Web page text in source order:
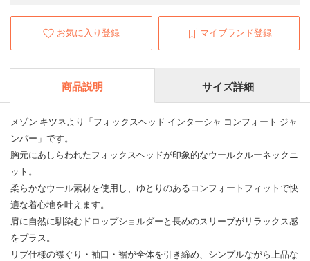
お気に入り登録 マイブランド登録
商品説明 サイズ詳細
メゾン キツネより「フォックスヘッド インターシャ コンフォート ジャ
ンパー」です。
胸元にあしらわれたフォックスヘッドが印象的なウールクルーネックニ
ット。
柔らかなウール素材を使用し、ゆとりのあるコンフォートフィットで快
適な着心地を叶えます。
肩に自然に馴染むドロップショルダーと長めのスリーブがリラックス感
をプラス。
リブ仕様の襟ぐり・袖口・裾が全体を引き締め、シンプルながら上品な